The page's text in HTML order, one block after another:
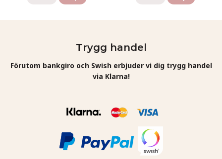
Trygg handel
Förutom bankgiro och Swish erbjuder vi dig trygg handel
via Klarna!